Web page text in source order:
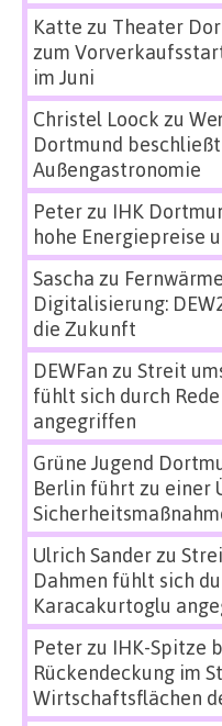
Katte zu Theater
zum
im Juni
Christel Loock zu
Dortmund
Außengastronomie
Peterzu IHK
hohe Energiepreise
Sascha zu
Digitalisierung:
die Zukunft
DEWFan zu Streit
fühlt sich durch
angegriffen
Grüne Jugend
Berlin führt zu einer
Ulrich Sanderzu
Dahmen fühlt sich
Karacakurtoglu
Peterzu IHK-Spitze
Rückendeckung im
Wirtschaftsflächen